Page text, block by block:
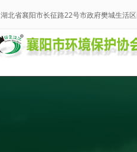
湖北省襄阳市长征路22号市政府樊城生活